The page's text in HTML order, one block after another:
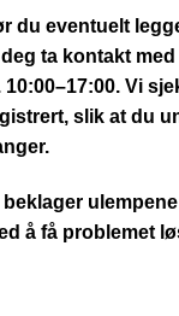
du eventuelt
ta kontakt
10:00–17:00. Vi
slik at du
beklager
å få problemet